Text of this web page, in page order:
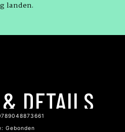
landen.
DETAILS
Gebonden